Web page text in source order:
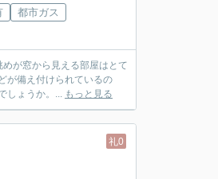
都市ガス
が窓から見える部屋はとて
が備え付けられているの
しょうか。... もっと見る
礼0